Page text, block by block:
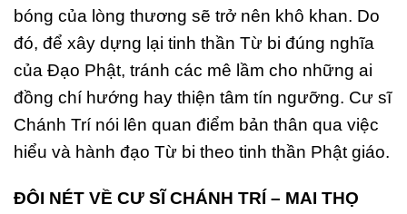
bóng của lòng thương sẽ trở nên khô khan. Do
đó, để xây dựng lại tinh thần Từ bi đúng nghĩa
của Đạo Phật, tránh các mê lầm cho những ai
đồng chí hướng hay thiện tâm tín ngưỡng. Cư sĩ
Chánh Trí nói lên quan điểm bản thân qua việc
hiểu và hành đạo Từ bi theo tinh thần Phật giáo.
ĐÔI NÉT VỀ CƯ SĨ CHÁNH TRÍ – MAI THỌ